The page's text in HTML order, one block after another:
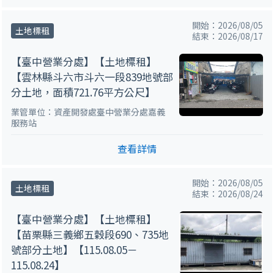
土地標租
開始：2026/08/05
結束：2026/08/17
【臺中營業分處】【土地標租】
【雲林縣斗六市斗六一段839地號部
分土地，面積721.76平方公尺】
業管單位：資產開發處臺中營業分處嘉義
服務站
查看詳情
土地標租
開始：2026/08/05
結束：2026/08/24
【臺中營業分處】【土地標租】
【苗栗縣三義鄉五穀段690、735地
號部分土地】【115.08.05－
115.08.24】